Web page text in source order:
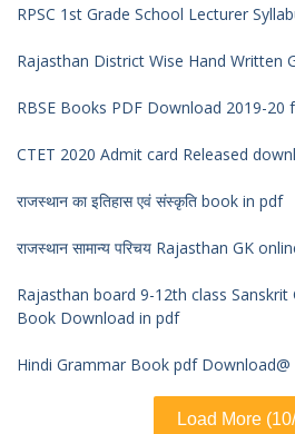
RPSC 1st Grade School Lecturer
Rajasthan District Wise Hand Written
RBSE Books PDF Download 2019-20
CTET 2020 Admit card Released
राजस्थान का इतिहास एवं संस्कृति book in pdf
राजस्थान सामान्य परिचय Rajasthan GK
Rajasthan board 9-12th class Sanskrit
Book Download in pdf
Hindi Grammar Book pdf
Load More